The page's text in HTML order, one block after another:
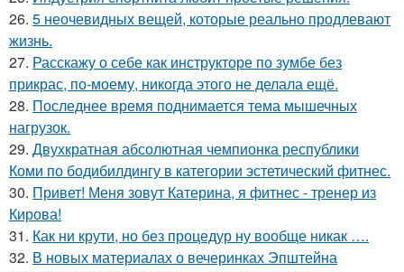
26. 5 неочевидных вещей, которые реально продлевают
жизнь.
27. Расскажу о себе как инструкторе по зумбе без
прикрас, по-моему, никогда этого не делала ещё.
28. Последнее время поднимается тема мышечных
нагрузок.
29. Двухкратная абсолютная чемпионка республики
Коми по бодибилдингу в категории эстетический фитнес.
30. Привет! Меня зовут Катерина, я фитнес - тренер из
Кирова!
31. Как ни крути, но без процедур ну вообще никак ….
32. В новых материалах о вечеринках Эпштейна